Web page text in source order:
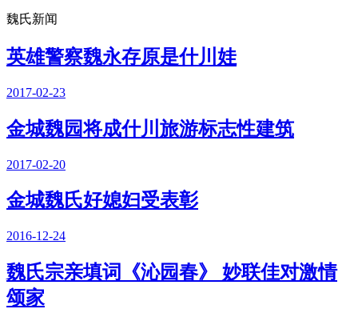
魏氏新闻
英雄警察魏永存原是什川娃
2017-02-23
金城魏园将成什川旅游标志性建筑
2017-02-20
金城魏氏好媳妇受表彰
2016-12-24
魏氏宗亲填词《沁园春》 妙联佳对激情
颂家